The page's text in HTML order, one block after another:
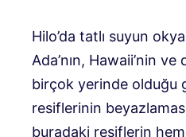
Hilo’da tatlı suyun
Ada’nın, Hawaii’nin
birçok yerinde olduğu
resiflerinin
buradaki resiflerin